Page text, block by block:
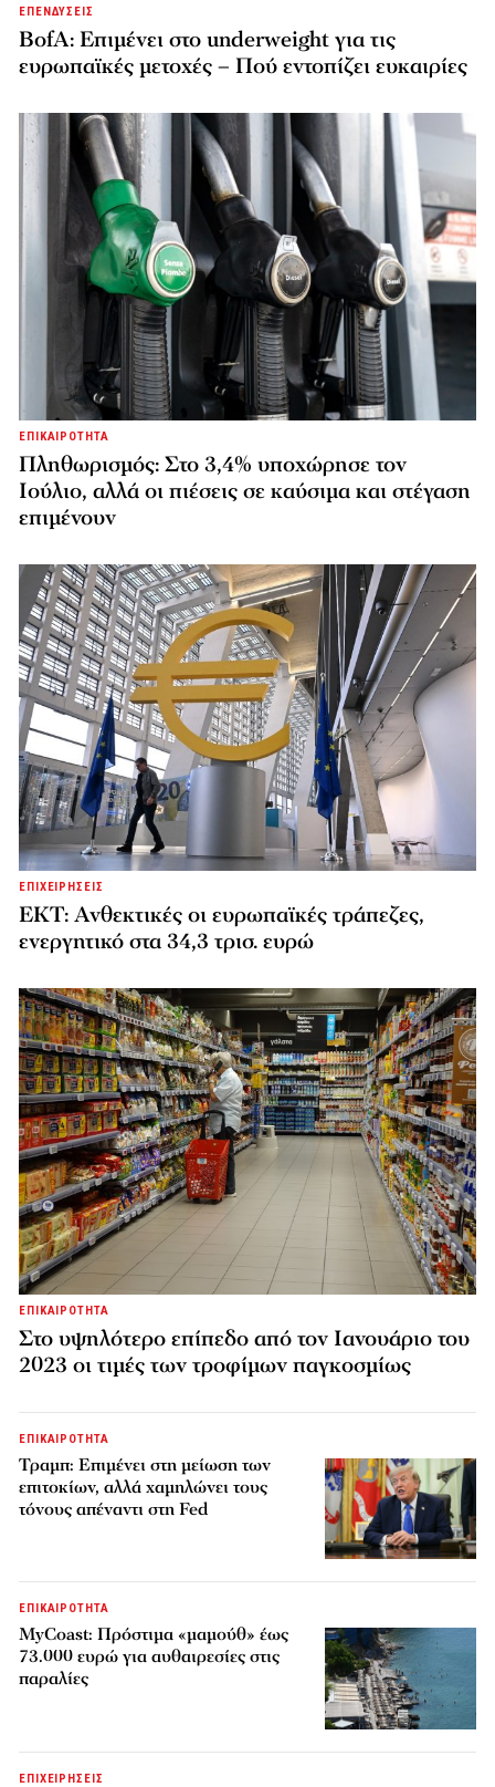
ΕΠΕΝΔΥΣΕΙΣ
BofA: Επιμένει στο underweight για τις
ευρωπαϊκές μετοχές – Πού εντοπίζει ευκαιρίες
ΕΠΙΚΑΙΡΟΤΗΤΑ
Πληθωρισμός: Στο 3,4% υποχώρησε τον
Ιούλιο, αλλά οι πιέσεις σε καύσιμα και στέγαση
επιμένουν
ΕΠΙΧΕΙΡΗΣΕΙΣ
ΕΚΤ: Ανθεκτικές οι ευρωπαϊκές τράπεζες,
ενεργητικό στα 34,3 τρισ. ευρώ
ΕΠΙΚΑΙΡΟΤΗΤΑ
Στο υψηλότερο επίπεδο από τον Ιανουάριο του
2023 οι τιμές των τροφίμων παγκοσμίως
ΕΠΙΚΑΙΡΟΤΗΤΑ
Τραμπ: Επιμένει στη μείωση των
επιτοκίων, αλλά χαμηλώνει τους
τόνους απέναντι στη Fed
ΕΠΙΚΑΙΡΟΤΗΤΑ
MyCoast: Πρόστιμα «μαμούθ» έως
73.000 ευρώ για αυθαιρεσίες στις
παραλίες
ΕΠΙΧΕΙΡΗΣΕΙΣ